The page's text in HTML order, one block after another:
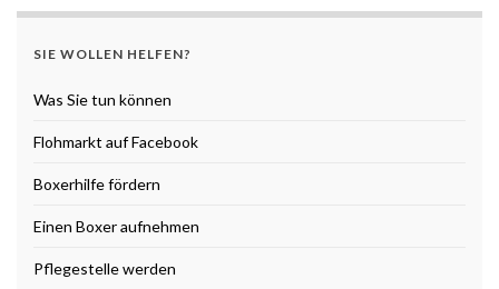
SIE WOLLEN HELFEN?
Was Sie tun können
Flohmarkt auf Facebook
Boxerhilfe fördern
Einen Boxer aufnehmen
Pflegestelle werden